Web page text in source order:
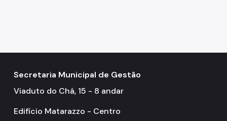
Roteiros de Agendamento
Saúde Vocal
Prontuário Médico Eletrônico
Secretaria Municipal de Gestão
Viaduto do Chá, 15 - 8 andar
Edifício Matarazzo - Centro